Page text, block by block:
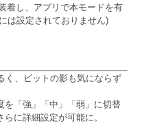
着し、アプリで本モードを有
は設定されておりません)
く、ビットの影も気にならず
を「強」「中」「弱」に切替
に詳細設定が可能に。